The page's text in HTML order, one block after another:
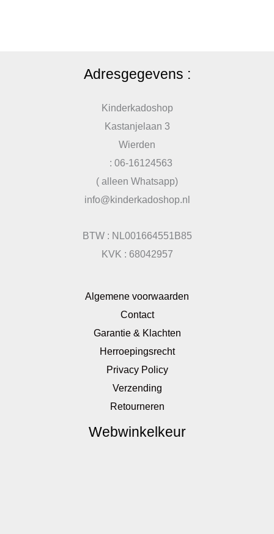
Adresgegevens :
Kinderkadoshop
Kastanjelaan 3
Wierden
: 06-16124563
( alleen Whatsapp)
info@kinderkadoshop.nl
BTW : NL001664551B85
KVK : 68042957
Algemene voorwaarden
Contact
Garantie & Klachten
Herroepingsrecht
Privacy Policy
Verzending
Retourneren
Webwinkelkeur